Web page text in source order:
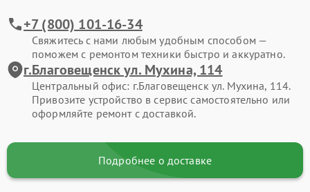
+7 (800) 101-16-34
Свяжитесь с нами любым удобным способом —
поможем с ремонтом техники быстро и аккуратно.
г.Благовещенск ул. Мухина, 114
Центральный офис: г.Благовещенск ул. Мухина, 114.
Привозите устройство в сервис самостоятельно или
оформляйте ремонт с доставкой.
Подробнее о доставке